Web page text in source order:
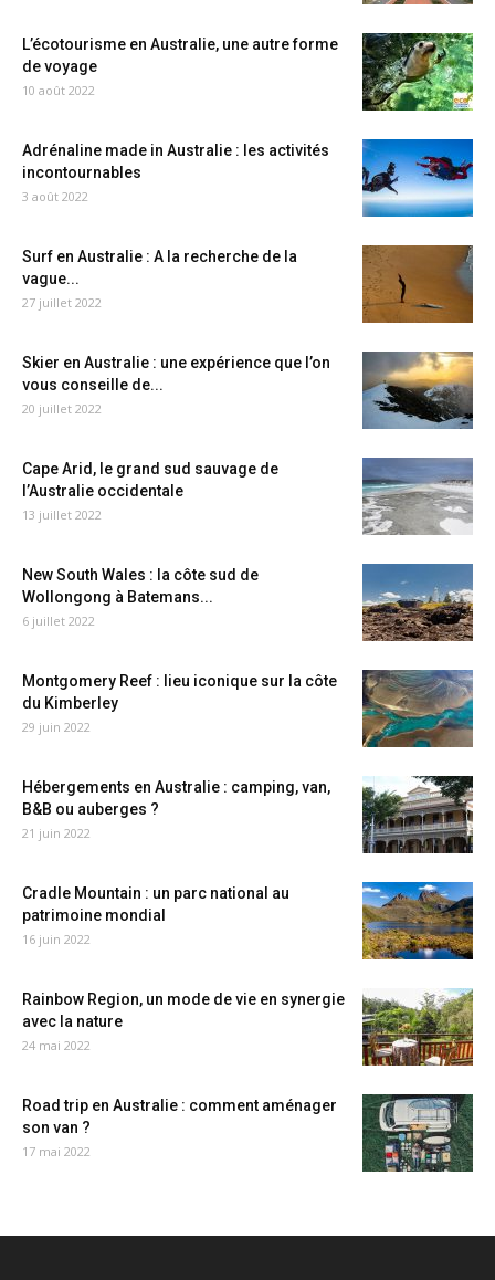
L’écotourisme en Australie, une autre forme
de voyage
10 août 2022
Adrénaline made in Australie : les activités
incontournables
3 août 2022
Surf en Australie : A la recherche de la
vague...
27 juillet 2022
Skier en Australie : une expérience que l’on
vous conseille de...
20 juillet 2022
Cape Arid, le grand sud sauvage de
l’Australie occidentale
13 juillet 2022
New South Wales : la côte sud de
Wollongong à Batemans...
6 juillet 2022
Montgomery Reef : lieu iconique sur la côte
du Kimberley
29 juin 2022
Hébergements en Australie : camping, van,
B&B ou auberges ?
21 juin 2022
Cradle Mountain : un parc national au
patrimoine mondial
16 juin 2022
Rainbow Region, un mode de vie en synergie
avec la nature
24 mai 2022
Road trip en Australie : comment aménager
son van ?
17 mai 2022